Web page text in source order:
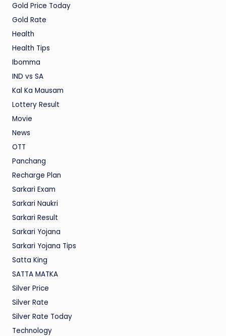
Gold Price Today
Gold Rate
Health
Health Tips
Ibomma
IND vs SA
Kal Ka Mausam
Lottery Result
Movie
News
OTT
Panchang
Recharge Plan
Sarkari Exam
Sarkari Naukri
Sarkari Result
Sarkari Yojana
Sarkari Yojana Tips
Satta King
SATTA MATKA
Silver Price
Silver Rate
Silver Rate Today
Technology